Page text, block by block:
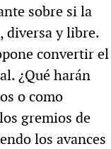
sobre si la
diversa y libre.
convertir el
¿Qué harán
o como
gremios de
los avances